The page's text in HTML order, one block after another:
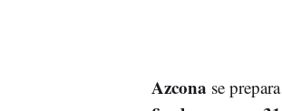
Azcona se